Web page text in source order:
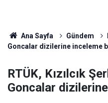
Ana Sayfa Gündem
Goncalar dizilerine inceleme
RTÜK, Kızılcık
Goncalar